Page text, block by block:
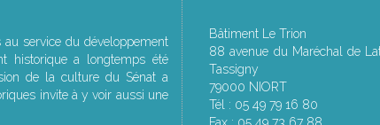
service du développement
historique a longtemps été
de la culture du Sénat a
invite à y voir aussi une
Bâtiment Le Trion
88 avenue du Maréchal de
Tassigny
79000 NIORT
Tél : 05 49 79 16 80